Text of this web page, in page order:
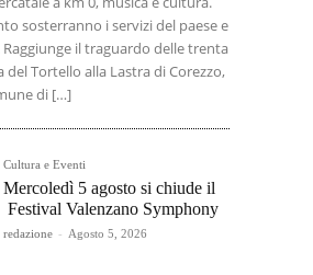
sosterranno i servizi del paese e
Raggiunge il traguardo delle trenta
del Tortello alla Lastra di Corezzo,
di […]
Cultura e Eventi
Mercoledì 5 agosto si chiude il
Festival Valenzano Symphony
redazione - Agosto 5, 2026